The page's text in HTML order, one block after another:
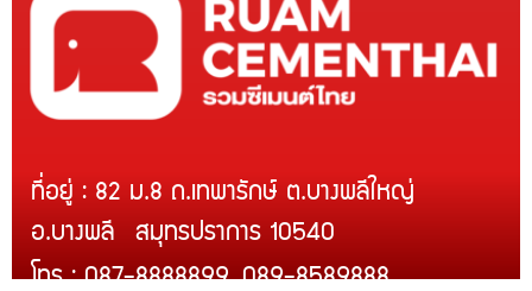
ที่อยู่ : 82 ม.8 ถ.เทพารักษ์ ต.บางพลีใหญ่
อ.บางพลี สมุทรปราการ 10540
โทร : 087-8888899, 089-8589888